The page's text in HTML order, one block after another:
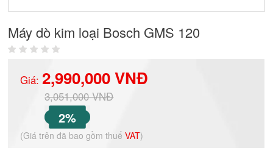
Máy dò kim loại Bosch GMS 120
Giá:2,990,000 VNĐ
3,051,000 VNĐ
2%
(Giá trên đã bao gồm thuếVAT)